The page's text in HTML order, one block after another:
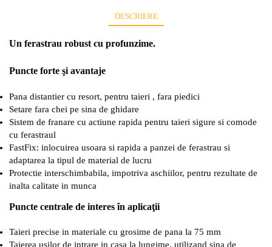
DESCRIERE
Un ferastrau robust cu profunzime.
Puncte forte şi avantaje
Pana distantier cu resort, pentru taieri , fara piedici
Setare fara chei pe sina de ghidare
Sistem de franare cu actiune rapida pentru taieri sigure si comode
cu ferastraul
FastFix: inlocuirea usoara si rapida a panzei de ferastrau si
adaptarea la tipul de material de lucru
Protectie interschimbabila, impotriva aschiilor, pentru rezultate de
inalta calitate in munca
Puncte centrale de interes în aplicaţii
Taieri precise in materiale cu grosime de pana la 75 mm
Taierea usilor de intrare in casa la lungime, utilizand sina de